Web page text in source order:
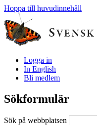
Hoppa till huvudinnehåll
Logga in
In English
Bli medlem
Sökformulär
Sök på webbplatsen